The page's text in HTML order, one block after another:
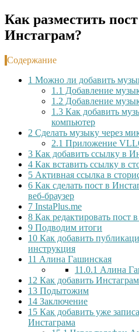
Как разместить
Инстаграм?
Содержание
1 Можно ли добавить
1.1 Добавление
1.2 Добавление
1.3 Как добавить
компьютер
2 Сделать музыку через
2.1 Приложение
3 Как добавить ссылку в
4 Как вставить ссылку в
5 Активная ссылка в
6 Как сделать пост в
веб-браузер
7 InstaPlus.me
8 Как редактировать пост
9 Подводим итоги
10 Как добавить
инструкция
11 Алина Гашинская
11.0.1 Алина
12 Как добавить
13 Подытожим
14 Заключение
15 Как добавить уже
Инстаграма